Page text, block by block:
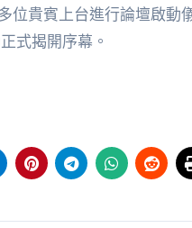
位貴賓上台進行論壇啟動
式揭開序幕。